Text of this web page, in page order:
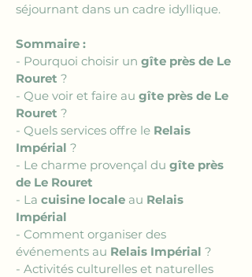
séjournant dans un cadre idyllique.
Sommaire :
- Pourquoi choisir un gîte près de Le
Rouret ?
- Que voir et faire au gîte près de Le
Rouret ?
- Quels services offre le Relais
Impérial ?
- Le charme provençal du gîte près
de Le Rouret
- La cuisine locale au Relais
Impérial
- Comment organiser des
événements au Relais Impérial ?
- Activités culturelles et naturelles